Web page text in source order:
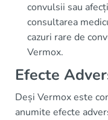
convulsii sau
consultarea
cazuri rare de
Vermox.
Efecte
Deși Vermox este
anumite efecte